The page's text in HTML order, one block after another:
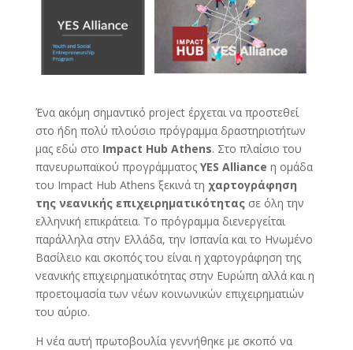
Ένα ακόμη σημαντικό project έρχεται να προστεθεί
στο ήδη πολύ πλούσιο πρόγραμμα δραστηριοτήτων
μας εδώ στο Impact Hub Athens. Στο πλαίσιο του
πανευρωπαϊκού προγράμματος YES Alliance η ομάδα
του Impact Hub Athens ξεκινά τη χαρτογράφηση
της νεανικής επιχειρηματικότηταςσε όλη την
ελληνική επικράτεια. Το πρόγραμμα διενεργείται
παράλληλα στην Ελλάδα, την Ισπανία και το Ηνωμένο
Βασίλειο και σκοπός του είναι η χαρτογράφηση της
νεανικής επιχειρηματικότητας στην Ευρώπη αλλά και η
προετοιμασία των νέων κοινωνικών επιχειρηματιών
του αύριο.
Η νέα αυτή πρωτοβουλία γεννήθηκε με σκοπό να